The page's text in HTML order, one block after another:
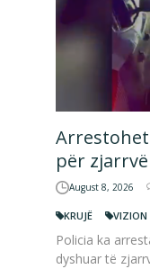
Arrestohet
për
August 8, 2026
KRUJË VIZION
Policia ka
dyshuar të